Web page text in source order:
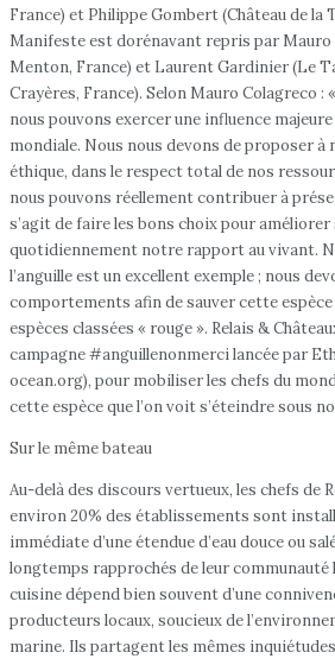
France) et Philippe Gombert (Château de la
Manifeste est dorénavant repris par Mauro
Menton, France) et Laurent Gardinier (Le
Crayères, France). Selon Mauro Colagreco :
nous pouvons exercer une influence
mondiale. Nous nous devons de proposer à
éthique, dans le respect total de nos
nous pouvons réellement contribuer à
s’agit de faire les bons choix pour
quotidiennement notre rapport au vivant.
l’anguille est un excellent exemple ; nous
comportements afin de sauver cette espèce
espèces classées « rouge ». Relais &
campagne #anguillenonmerci lancée par
ocean.org), pour mobiliser les chefs du
cette espèce que l’on voit s’éteindre sous
Sur le même bateau
Au-delà des discours vertueux, les chefs de
environ 20% des établissements sont
immédiate d’une étendue d’eau douce ou
longtemps rapprochés de leur communauté
cuisine dépend bien souvent d’une
producteurs locaux, soucieux de
marine. Ils partagent les mêmes